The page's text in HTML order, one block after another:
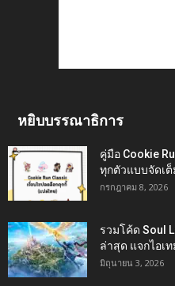
หยิบบรรณาธิการ
คู่มือ Cookie
ทุกตัวแบบจัดเ
กรกฎาคม 8, 2026
รวมโค้ด Soul
ล่าสุด แจกไอเ
มิถุนายน 3, 2026